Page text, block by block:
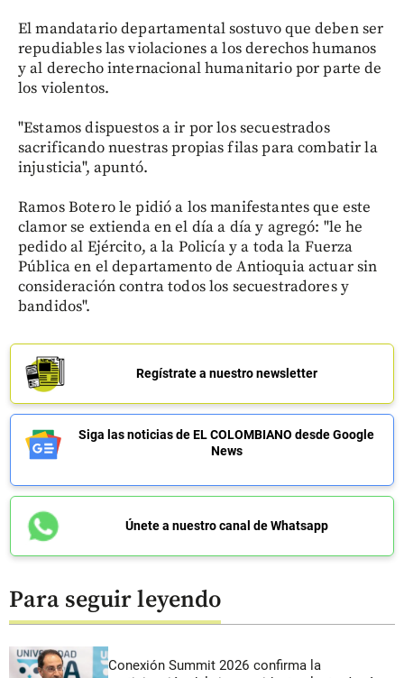
El mandatario departamental sostuvo que deben ser
repudiables las violaciones a los derechos humanos
y al derecho internacional humanitario por parte de
los violentos.
"Estamos dispuestos a ir por los secuestrados
sacrificando nuestras propias filas para combatir la
injusticia", apuntó.
Ramos Botero le pidió a los manifestantes que este
clamor se extienda en el día a día y agregó: "le he
pedido al Ejército, a la Policía y a toda la Fuerza
Pública en el departamento de Antioquia actuar sin
consideración contra todos los secuestradores y
bandidos".
Regístrate a nuestro newsletter
Siga las noticias de EL COLOMBIANO desde Google
News
Únete a nuestro canal de Whatsapp
Para seguir leyendo
Conexión Summit 2026 confirma la